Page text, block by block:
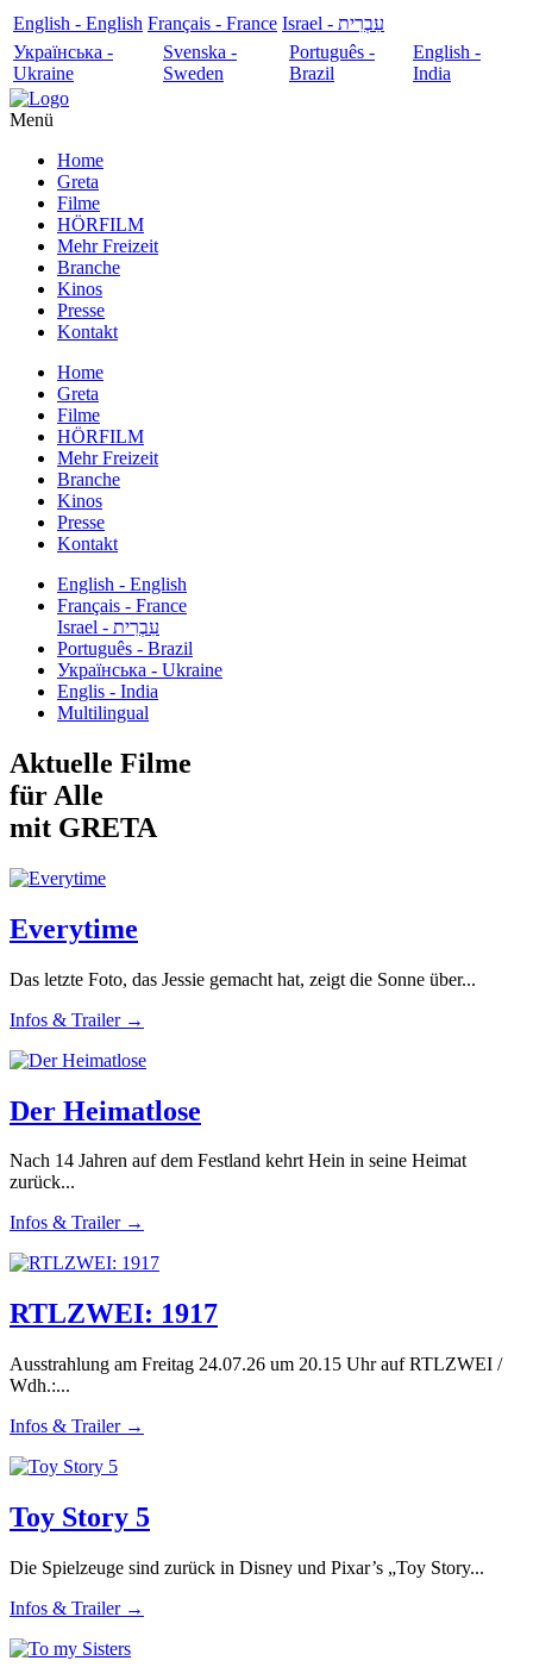
English - English Français - France
עִבְרִית - Israel
Українська -
Ukraine
Svenska -
Sweden
Português -
Brazil
English -
India
Menü
Home
Greta
Filme
HÖRFILM
Mehr Freizeit
Branche
Kinos
Presse
Kontakt
Home
Greta
Filme
HÖRFILM
Mehr Freizeit
Branche
Kinos
Presse
Kontakt
English - English
Français - France
עִבְרִית - Israel
Português - Brazil
Українська - Ukraine
Englis - India
Multilingual
Aktuelle Filme
für Alle
mit GRETA
Everytime
Das letzte Foto, das Jessie gemacht hat, zeigt die Sonne über...
Infos & Trailer →
Der Heimatlose
Nach 14 Jahren auf dem Festland kehrt Hein in seine Heimat
zurück...
Infos & Trailer →
RTLZWEI: 1917
Ausstrahlung am Freitag 24.07.26 um 20.15 Uhr auf RTLZWEI /
Wdh.:...
Infos & Trailer →
Toy Story 5
Die Spielzeuge sind zurück in Disney und Pixar’s „Toy Story...
Infos & Trailer →